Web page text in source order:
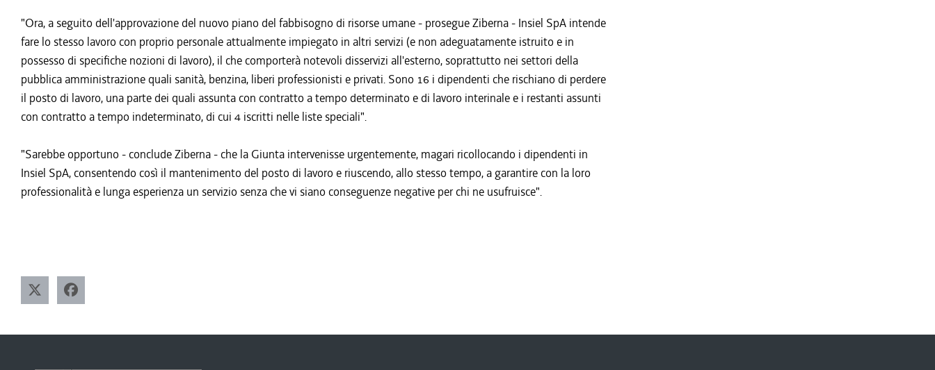
"Ora, a seguito dell'approvazione del nuovo piano del fabbisogno di risorse umane - prosegue Ziberna - Insiel SpA intende
fare lo stesso lavoro con proprio personale attualmente impiegato in altri servizi (e non adeguatamente istruito e in
possesso di specifiche nozioni di lavoro), il che comporterà notevoli disservizi all'esterno, soprattutto nei settori della
pubblica amministrazione quali sanità, benzina, liberi professionisti e privati. Sono 16 i dipendenti che rischiano di perdere
il posto di lavoro, una parte dei quali assunta con contratto a tempo determinato e di lavoro interinale e i restanti assunti
con contratto a tempo indeterminato, di cui 4 iscritti nelle liste speciali".
"Sarebbe opportuno - conclude Ziberna - che la Giunta intervenisse urgentemente, magari ricollocando i dipendenti in
Insiel SpA, consentendo così il mantenimento del posto di lavoro e riuscendo, allo stesso tempo, a garantire con la loro
professionalità e lunga esperienza un servizio senza che vi siano conseguenze negative per chi ne usufruisce".